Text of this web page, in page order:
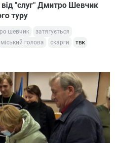
"слуг" Дмитро Шевчик
туру
шевчик
затягується
міський голова скарги
твк